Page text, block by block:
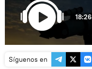
18:26
Síguenos en